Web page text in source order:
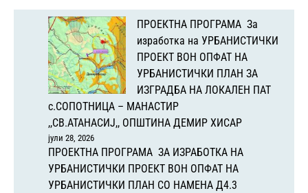
ПРОЕКТНА ПРОГРАМА За
изработка на УРБАНИСТИЧКИ
ПРОЕКТ ВОН ОПФАТ НА
УРБАНИСТИЧКИ ПЛАН ЗА
ИЗГРАДБА НА ЛОКАЛЕН ПАТ
с.СОПОТНИЦА – МАНАСТИР
,,СВ.АТАНАСИЈ,, ОПШТИНА ДЕМИР ХИСАР
јули 28, 2026
ПРОЕКТНА ПРОГРАМА ЗА ИЗРАБОТКА НА
УРБАНИСТИЧКИ ПРОЕКТ ВОН ОПФАТ НА
УРБАНИСТИЧКИ ПЛАН СО НАМЕНА Д4.3